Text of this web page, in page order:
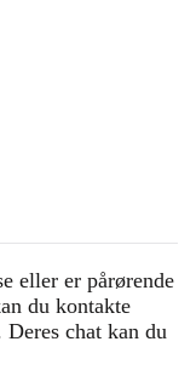
eller er pårørende
du kontakte
chat kan du